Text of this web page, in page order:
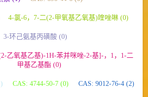
4-氯-6，7-二(2-甲氧基乙氧基)喹唑啉 (0)
3-环己氨基丙磺酸 (0)
乙氧基乙基)-1H-苯并咪唑-2-基]-，1，1-二
甲基乙基酯 (0)
CAS: 4744-50-7 (0) CAS: 9012-76-4 (2)